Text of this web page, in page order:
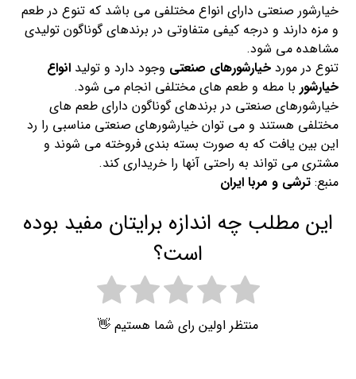
خیارشور صنعتی دارای انواع مختلفی می باشد که تنوع در طعم
و مزه دارند و درجه کیفی متفاوتی در برندهای گوناگون تولیدی
مشاهده می شود.
تنوع در موردخیارشورهای صنعتی وجود دارد و تولیدانواع
خیارشور با مطه و طعم های مختلفی انجام می شود.
خیارشورهای صنعتی در برندهای گوناگون دارای طعم های
مختلفی هستند و می توان خیارشورهای صنعتی مناسبی را رد
این بین یافت که به صورت بسته بندی فروخته می شوند و
مشتری می تواند به راحتی آنها را خریداری کند.
منبع:ترشی و مربا ایران
این مطلب چه اندازه برایتان مفید بوده
است؟
منتظر اولین رای شما هستیم 👋